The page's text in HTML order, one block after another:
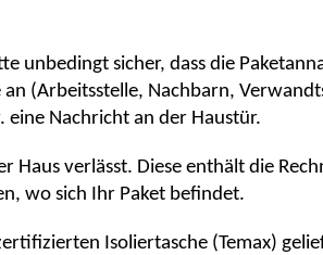
unbedingt sicher, dass die
(Arbeitsstelle, Nachbarn,
Nachricht an der Haustür.
Haus verlässt. Diese enthält die
wo sich Ihr Paket befindet.
Isoliertasche (Temax)